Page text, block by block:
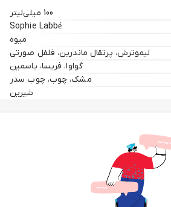
100 میلی‌لیتر
Sophie Labbé
میوه
لیموترش، پرتقال ماندرین، فلفل صورتی
گواوا، فریسا، یاسمین
مشک، چوب، چوب سدر
شیرین